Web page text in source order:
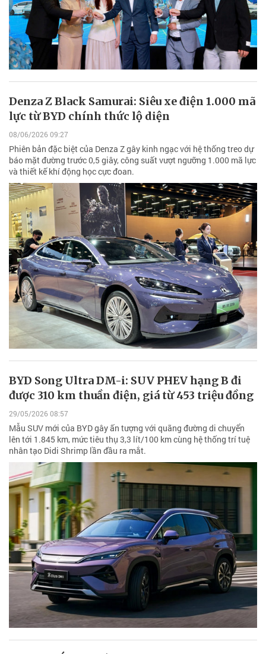
Denza Z Black Samurai: Siêu xe điện 1.000 mã
lực từ BYD chính thức lộ diện
08/06/2026 09:27
Phiên bản đặc biệt của Denza Z gây kinh ngạc với hệ thống treo dự
báo mặt đường trước 0,5 giây, công suất vượt ngưỡng 1.000 mã lực
và thiết kế khí động học cực đoan.
BYD Song Ultra DM-i: SUV PHEV hạng B đi
được 310 km thuần điện, giá từ 453 triệu đồng
29/05/2026 08:57
Mẫu SUV mới của BYD gây ấn tượng với quãng đường di chuyển
lên tới 1.845 km, mức tiêu thụ 3,3 lít/100 km cùng hệ thống trí tuệ
nhân tạo Didi Shrimp lần đầu ra mắt.